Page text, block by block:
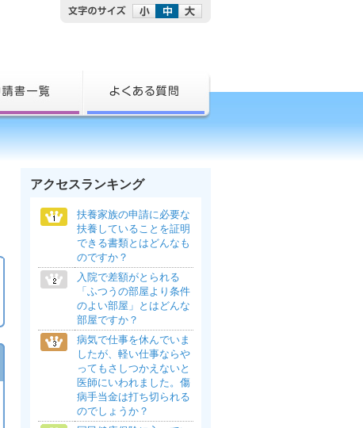
アクセスランキング
扶養家族の申請に必要な
扶養していることを証明
できる書類とはどんなも
のですか？
入院で差額がとられる
「ふつうの部屋より条件
のよい部屋」とはどんな
部屋ですか？
病気で仕事を休んでいま
したが、軽い仕事ならや
ってもさしつかえないと
医師にいわれました。傷
病手当金は打ち切られる
のでしょうか？